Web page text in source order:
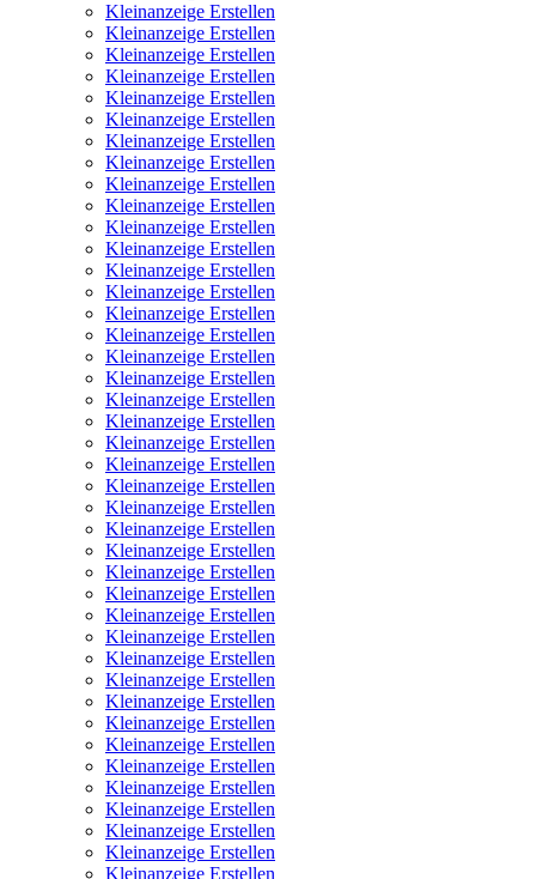
Kleinanzeige Erstellen
Kleinanzeige Erstellen
Kleinanzeige Erstellen
Kleinanzeige Erstellen
Kleinanzeige Erstellen
Kleinanzeige Erstellen
Kleinanzeige Erstellen
Kleinanzeige Erstellen
Kleinanzeige Erstellen
Kleinanzeige Erstellen
Kleinanzeige Erstellen
Kleinanzeige Erstellen
Kleinanzeige Erstellen
Kleinanzeige Erstellen
Kleinanzeige Erstellen
Kleinanzeige Erstellen
Kleinanzeige Erstellen
Kleinanzeige Erstellen
Kleinanzeige Erstellen
Kleinanzeige Erstellen
Kleinanzeige Erstellen
Kleinanzeige Erstellen
Kleinanzeige Erstellen
Kleinanzeige Erstellen
Kleinanzeige Erstellen
Kleinanzeige Erstellen
Kleinanzeige Erstellen
Kleinanzeige Erstellen
Kleinanzeige Erstellen
Kleinanzeige Erstellen
Kleinanzeige Erstellen
Kleinanzeige Erstellen
Kleinanzeige Erstellen
Kleinanzeige Erstellen
Kleinanzeige Erstellen
Kleinanzeige Erstellen
Kleinanzeige Erstellen
Kleinanzeige Erstellen
Kleinanzeige Erstellen
Kleinanzeige Erstellen
Kleinanzeige Erstellen